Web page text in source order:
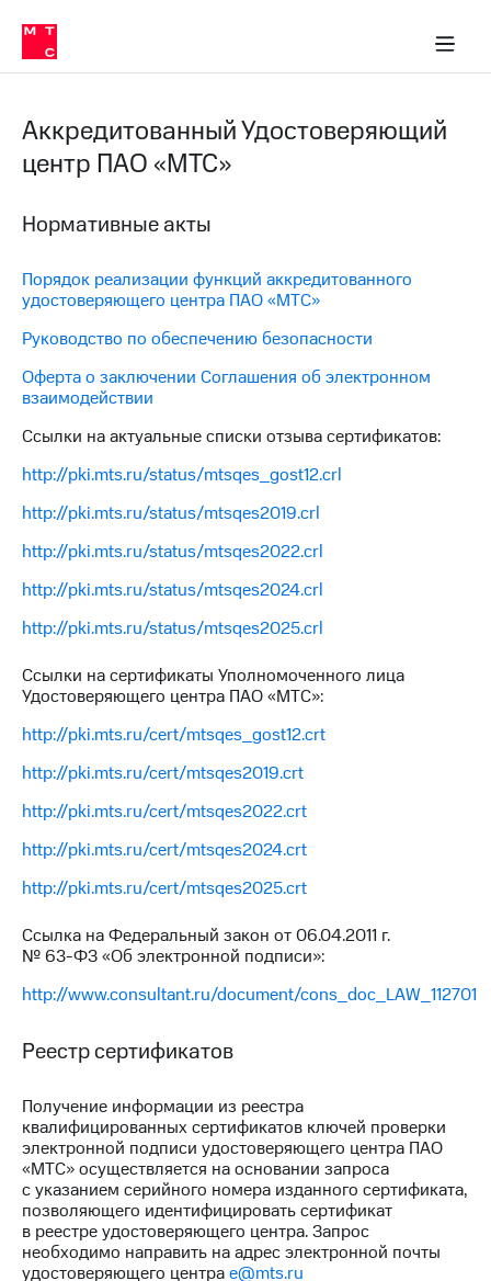
Медиа-центр
и акционерам
Устойчивое развитие
Комплаенс и деловая этика
компании
Карьера
в МТС
компании
Руководство
региона
Правовая
Контакты
Медиа-центр
Пресс-
релизы
о технологиях
Достижения
Интервью
Финансовая
отчетность
Контакты
Новости
регионе
и акционерам
Корпоративное
Корпоративный
секретарь
Раскрытие
информации
акционерам
Документы
"МТС"
Собрания
акционеров
Личный
кабинет
акционера
Акционерный
капитал
Карьера
в МТС
о технологиях
Аккредитованный Удостоверяющий
центр ПАО «МТС»
Нормативные акты
Порядок реализации функций аккредитованного
удостоверяющего центра ПАО «МТС»
Руководство по обеспечению безопасности
Оферта о заключении Соглашения об электронном
взаимодействии
Ссылки на актуальные списки отзыва сертификатов:
http://pki.mts.ru/status/mtsqes_gost12.crl
http://pki.mts.ru/status/mtsqes2019.crl
http://pki.mts.ru/status/mtsqes2022.crl
http://pki.mts.ru/status/mtsqes2024.crl
http://pki.mts.ru/status/mtsqes2025.crl
Ссылки на сертификаты Уполномоченного лица
Удостоверяющего центра ПАО «МТС»:
http://pki.mts.ru/cert/mtsqes_gost12.crt
http://pki.mts.ru/cert/mtsqes2019.crt
http://pki.mts.ru/cert/mtsqes2022.crt
http://pki.mts.ru/cert/mtsqes2024.crt
http://pki.mts.ru/cert/mtsqes2025.crt
Ссылка на Федеральный закон от 06.04.2011 г.
№63-ФЗ«Об электронной подписи»:
http://www.consultant.ru/document/cons_doc_LAW_112701
Реестр сертификатов
Получение информации из реестра
квалифицированных сертификатов ключей проверки
электронной подписи удостоверяющего центра ПАО
«МТС» осуществляется на основании запроса
с указанием серийного номера изданного сертификата,
позволяющего идентифицировать сертификат
в реестре удостоверяющего центра. Запрос
необходимо направить на адрес электронной почты
удостоверяющего центраe@mts.ru